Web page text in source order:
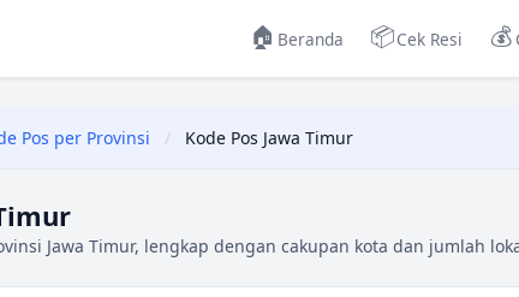
🏠 Beranda 📦Cek Resi 💰
Pos per Provinsi / Kode Pos Jawa Timur
Jawa Timur, lengkap dengan cakupan kota dan jumlah